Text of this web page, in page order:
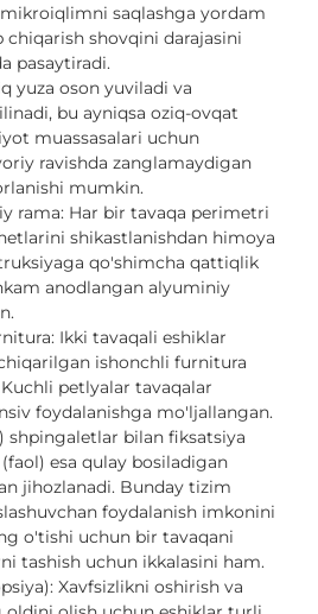
saqlashga yordam
chiqarish shovqini darajasini
pasaytiradi.
yuza oson yuviladi va
bu ayniqsa oziq-ovqat
muassasalari uchun
ravishda zanglamaydigan
mumkin.
rama: Har bir tavaqa perimetri
shikastlanishdan himoya
qo'shimcha qattiqlik
anodlangan alyuminiy
Ikki tavaqali eshiklar
ishonchli furnitura
petlyalar tavaqalar
foydalanishga mo'ljallangan.
shpingaletlar bilan fiksatsiya
esa qulay bosiladigan
jihozlanadi. Bunday tizim
foydalanish imkonini
o'tishi uchun bir tavaqani
tashish uchun ikkalasini ham.
Xavfsizlikni oshirish va